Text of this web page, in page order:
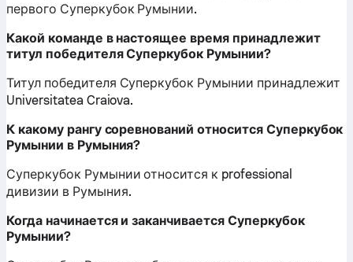
первого Суперкубок Румынии.
Какой команде в настоящее время принадлежит
титул победителя Суперкубок Румынии?
Титул победителя Суперкубок Румынии принадлежит
Universitatea Craiova.
К какому рангу соревнований относится Суперкубок
Румынии в Румыния?
Суперкубок Румынии относится к professional
дивизии в Румыния.
Когда начинается и заканчивается Суперкубок
Румынии?